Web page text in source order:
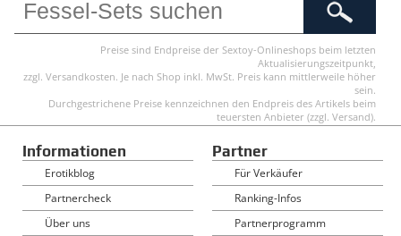
Preise sind Endpreise der Sextoy-Onlineshops beim letzten
Aktualisierungszeitpunkt,
zzgl. Versandkosten. Je nach Shop inkl. MwSt. Preis kann mittlerweile höher
sein.
Durchgestrichene Preise kennzeichnen den Endpreis des Artikels beim
teuersten Anbieter (zzgl. Versand).
Informationen
Erotikblog
Partnercheck
Über uns
Partner
Für Verkäufer
Ranking-Infos
Partnerprogramm